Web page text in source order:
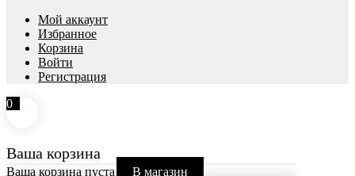
Мой аккаунт
Избранное
Корзина
Войти
Регистрация
0
Ваша корзина
Ваша корзина пуста В магазин